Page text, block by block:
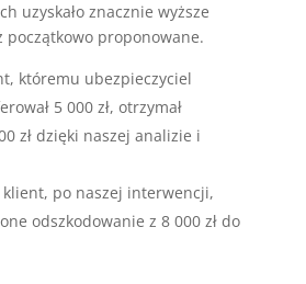
uzyskało znacznie wyższe
początkowo proponowane.
któremu ubezpieczyciel
5 000 zł, otrzymał
zł dzięki naszej analizie i
klient, po naszej interwencji,
odszkodowanie z 8 000 zł do